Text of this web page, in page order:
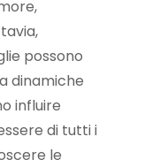
possono
dinamiche
influire
di tutti i
le